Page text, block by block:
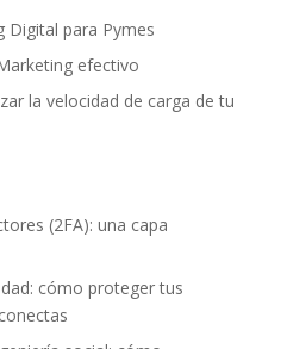
Digital para Pymes
efectivo
la velocidad de carga de tu
(2FA): una capa
cómo proteger tus